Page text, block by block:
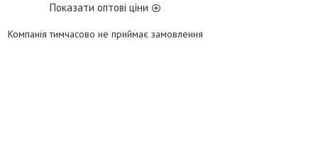
Показати оптові ціни
Компанія тимчасово не приймає замовлення